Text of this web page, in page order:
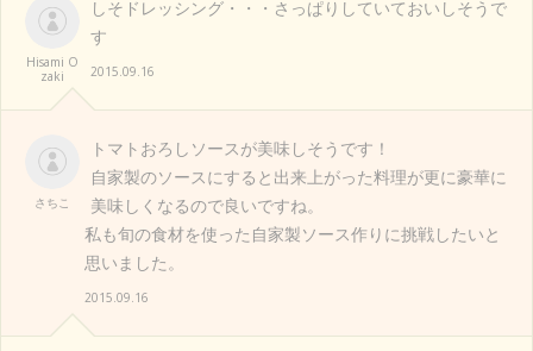
Hisami O
zaki
しそドレッシング・・・さっぱりしていておいしそうで
す
2015.09.16
さちこ
トマトおろしソースが美味しそうです！
自家製のソースにすると出来上がった料理が更に豪華に
美味しくなるので良いですね。
私も旬の食材を使った自家製ソース作りに挑戦したいと
思いました。
2015.09.16